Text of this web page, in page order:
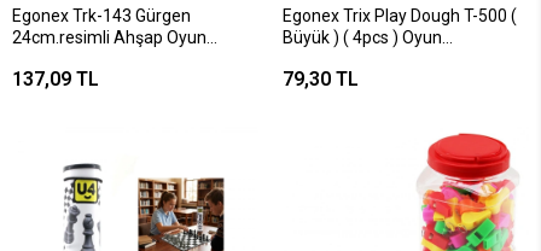
Egonex Trk-143 Gürgen
24cm.resimli Ahşap Oyun
137,09 TL
Egonex Trix Play Dough T-500 (
Büyük ) ( 4pcs ) Oyun
79,30 TL